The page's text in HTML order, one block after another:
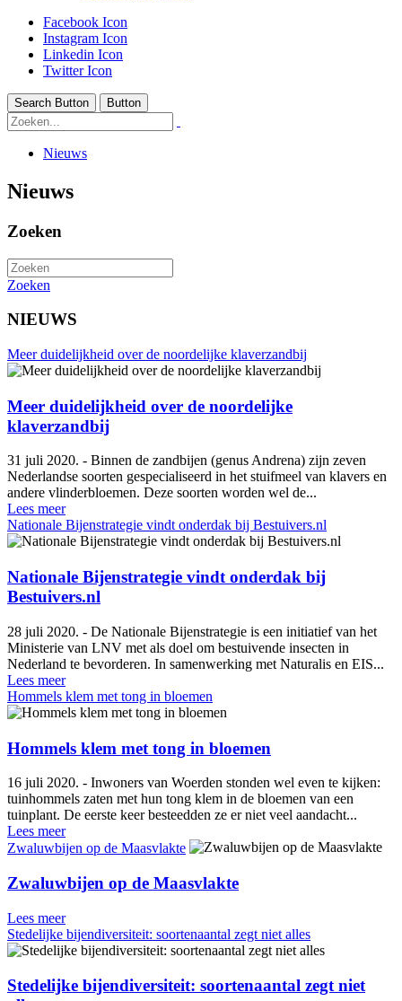
Facebook Icon
Instagram Icon
Linkedin Icon
Twitter Icon
Search Button Button
Nieuws
Nieuws
Zoeken
Zoeken
NIEUWS
Meer duidelijkheid over de noordelijke klaverzandbij
Meer duidelijkheid over de noordelijke
klaverzandbij
31 juli 2020. - Binnen de zandbijen (genus Andrena) zijn zeven
Nederlandse soorten gespecialiseerd in het stuifmeel van klavers en
andere vlinderbloemen. Deze soorten worden wel de...
Lees meer
Nationale Bijenstrategie vindt onderdak bij Bestuivers.nl
Nationale Bijenstrategie vindt onderdak bij
Bestuivers.nl
28 juli 2020. - De Nationale Bijenstrategie is een initiatief van het
Ministerie van LNV met als doel om bestuivende insecten in
Nederland te bevorderen. In samenwerking met Naturalis en EIS...
Lees meer
Hommels klem met tong in bloemen
Hommels klem met tong in bloemen
16 juli 2020. - Inwoners van Woerden stonden wel even te kijken:
tuinhommels zaten met hun tong klem in de bloemen van een
tuinplant. De eerste keer besteedden ze er niet veel aandacht...
Lees meer
Zwaluwbijen op de Maasvlakte
Zwaluwbijen op de Maasvlakte
Lees meer
Stedelijke bijendiversiteit: soortenaantal zegt niet alles
Stedelijke bijendiversiteit: soortenaantal zegt niet